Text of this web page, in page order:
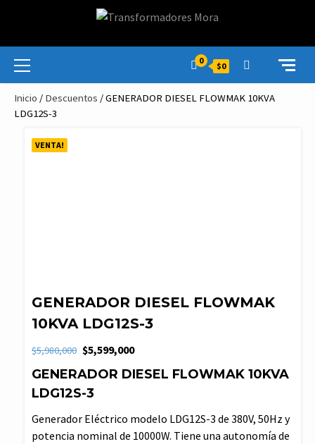
Primary
Menu
0
$0
Inicio / Descuentos / GENERADOR DIESEL FLOWMAK 10KVA
LDG12S-3
VENTA!
GENERADOR DIESEL FLOWMAK
10KVA LDG12S-3
$5,980,000 El
precio
original
era:
$5,980,000.
$5,599,000
precio
actual
$5,599,000.
GENERADOR DIESEL FLOWMAK 10KVA
LDG12S-3
Generador Eléctrico modelo LDG12S-3 de 380V, 50Hz y
potencia nominal de 10000W. Tiene una autonomía de